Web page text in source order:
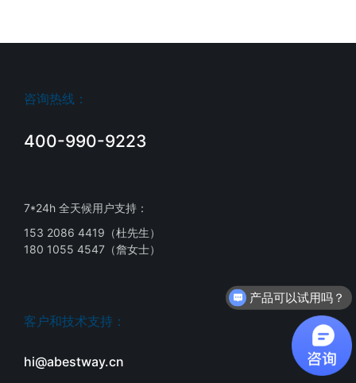
咨询热线：
400-990-9223
7*24h 全天候用户支持：
153 2086 4419（杜先生）
180 1055 4547（詹女士）
客户和技术支持：
hi@abestway.cn
产品可以试用吗？